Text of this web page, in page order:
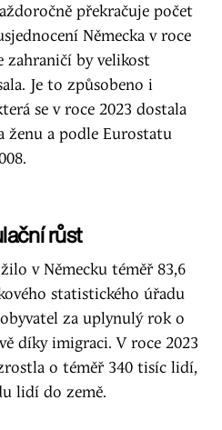
překračuje počet
Německa v roce
zahraničí by velikost
Je to způsobeno i
se v roce 2023 dostala
ženu a podle Eurostatu
růst
v Německu téměř 83,6
statistického úřadu
za uplynulý rok o
díky imigraci. V roce 2023
o téměř 340 tisíc lidí,
lidí do země.